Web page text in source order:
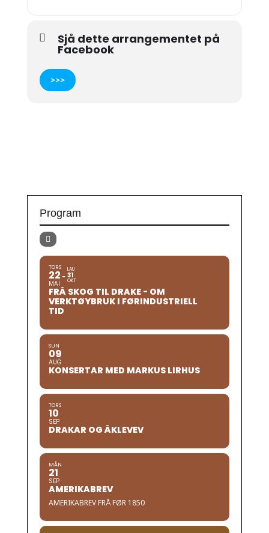
Sjå dette arrangementet på
Facebook
>>>
Program
TORS
22
MAI
LAU
31
OKT
FRÅ SKOG TIL DRAKE - OM
VERKTØYBRUK I FØRINDUSTRIELL
TID
SUN
09
AUG
KONSERTAR MED MARKUS LIRHUS
TORS
10
SEP
DRAKAR OG ÅKLEVEV
MÅN
21
SEP
AMERIKABREV
AMERIKABREV FRÅ FØR 1850